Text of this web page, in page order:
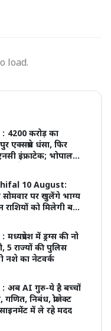
load.
: 4200 करोड़ का
एक्सप्रेस धंसा, फिर
इंफ्राटेक; भोपाल
10 August:
पर खुलेंगे भाग्य
को मिलेगी बड़ी
: मध्यप्रदेश में ड्रग्स की नो
5 राज्यों की पुलिस
नशे का नेटवर्क
: अब AI गुरु-ये है बच्चों
गणित, निबंध, प्रोजेक्ट
में ले रहे मदद